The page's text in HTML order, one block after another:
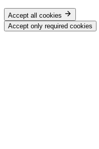
Accept all cookies
Accept only required cookies